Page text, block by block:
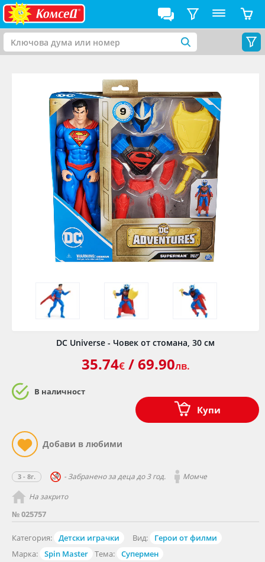
DC Universe - Човек от стомана, 30 см
№ 025757
Категория: Детски играчки Вид:
Герои от филми
Марка:
Spin Master Тема: Супермен
3 - 8г. - Забранено за деца до 3 год. Момче
На закрито
35.74€/ 69.90лв.
В наличност
Купи